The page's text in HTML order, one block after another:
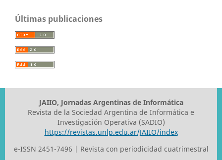
Últimas publicaciones
JAIIO, Jornadas Argentinas de Informática
Revista de la Sociedad Argentina de Informática e
Investigación Operativa (SADIO)
https://revistas.unlp.edu.ar/JAIIO/index
e-ISSN 2451-7496 | Revista con periodicidad cuatrimestral